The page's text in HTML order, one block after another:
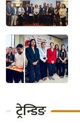
ट्रेन्डिङ